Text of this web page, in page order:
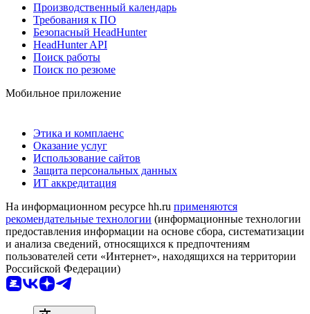
Производственный календарь
Требования к ПО
Безопасный HeadHunter
HeadHunter API
Поиск работы
Поиск по резюме
Мобильное приложение
Этика и комплаенс
Оказание услуг
Использование сайтов
Защита персональных данных
ИТ аккредитация
На информационном ресурсе hh.ru применяются
рекомендательные технологии (информационные технологии
предоставления информации на основе сбора, систематизации
и анализа сведений, относящихся к предпочтениям
пользователей сети «Интернет», находящихся на территории
Российской Федерации)